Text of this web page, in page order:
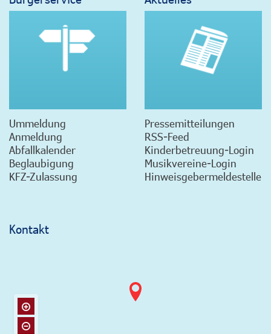
Ummeldung
Anmeldung
Abfallkalender
Beglaubigung
KFZ-Zulassung
Pressemitteilungen
RSS-Feed
Kinderbetreuung-Login
Musikvereine-Login
Hinweisgebermeldestelle
Kontakt